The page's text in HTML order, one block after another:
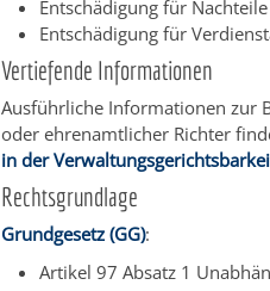
Entschädigung für
Entschädigung für
Vertiefende Informationen
Ausführliche Informationen zur
oder ehrenamtlicher Richter
in der
Rechtsgrundlage
Grundgesetz (GG):
Artikel 97 Absatz 1